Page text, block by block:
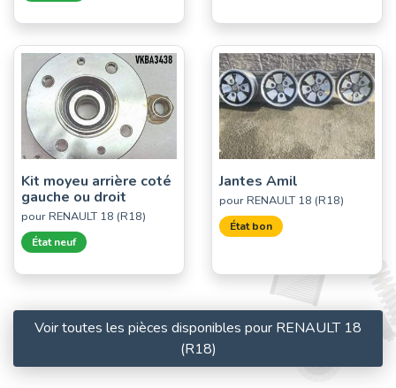
Kit moyeu arrière coté
gauche ou droit
pour RENAULT 18 (R18)
État neuf
Jantes Amil
pour RENAULT 18 (R18)
État bon
Voir toutes les pièces disponibles pour RENAULT 18
(R18)